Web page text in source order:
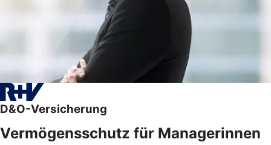
D&O-Versicherung
Vermögensschutz für Managerinnen